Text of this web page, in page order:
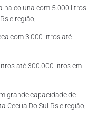
na coluna com 5.000 litros
e região;
com 3.000 litros até
até 300.000 litros em
grande capacidade de
Cecilia Do Sul Rs e região;